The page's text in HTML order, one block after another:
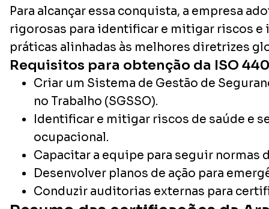
Para alcançar essa conquista, a empresa
rigorosas para identificar e mitigar riscos
práticas alinhadas às melhores diretrizes
Requisitos para obtenção da ISO
Criar um Sistema de Gestão de
no Trabalho (SGSSO).
Identificar e mitigar riscos de saúde e
ocupacional.
Capacitar a equipe para seguir normas
Desenvolver planos de ação para
Conduzir auditorias externas para